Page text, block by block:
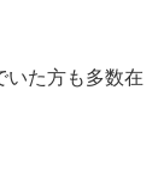
いた方も多数在